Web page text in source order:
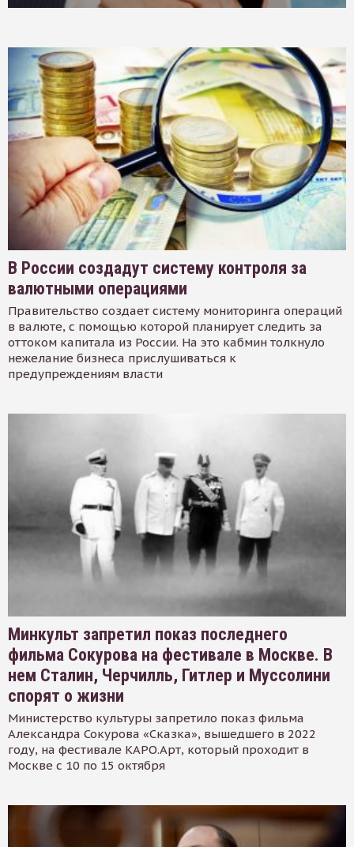
В России создадут систему контроля за
валютными операциями
Правительство создает систему мониторинга операций
в валюте, с помощью которой планирует следить за
оттоком капитала из России. На это кабмин толкнуло
нежелание бизнеса прислушиваться к
предупреждениям власти
Минкульт запретил показ последнего
фильма Сокурова на фестивале в Москве. В
нем Сталин, Черчилль, Гитлер и Муссолини
спорят о жизни
Министерство культуры запретило показ фильма
Александра Сокурова «Сказка», вышедшего в 2022
году, на фестивале КАРО.Арт, который проходит в
Москве с 10 по 15 октября